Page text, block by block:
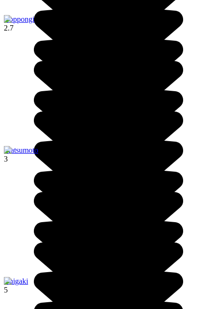
Roppongi
2.7
Matsumoto
3
Ishigaki
5